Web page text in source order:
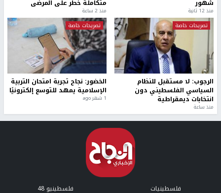
شهور
منذ 12 ثانية
متكاملة خطر على المرضى
منذ 2 ساعة
تصريحات خاصة
الرجوب: لا مستقبل للنظام
السياسي الفلسطيني دون
انتخابات ديمقراطية
منذ ساعة
تصريحات خاصة
الخضور: نجاح تجربة امتحان التربية
الإسلامية يمهد للتوسع إلكترونيًا
1 شهر ago
فلسطينيات فلسطينيو 48